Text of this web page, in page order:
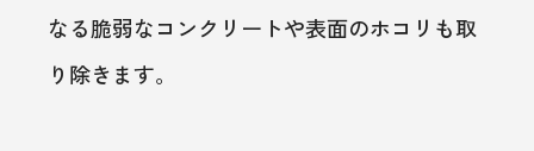
なる脆弱なコンクリートや表面のホコリも取
り除きます。